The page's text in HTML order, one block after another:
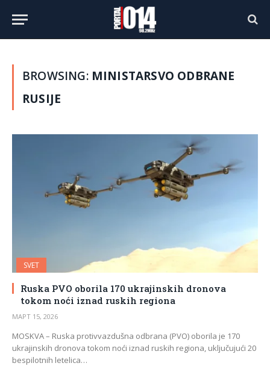
BROWSING: MINISTARSVO ODBRANE
RUSIJE
SVET
Ruska PVO oborila 170 ukrajinskih dronova
tokom noći iznad ruskih regiona
МАРТ 15, 2026
MOSKVA – Ruska protivvazdušna odbrana (PVO) oborila je 170
ukrajinskih dronova tokom noći iznad ruskih regiona, uključujući 20
bespilotnih letelica…